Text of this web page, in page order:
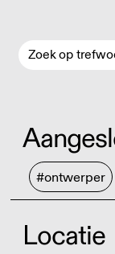
#ontwerper
Locatie